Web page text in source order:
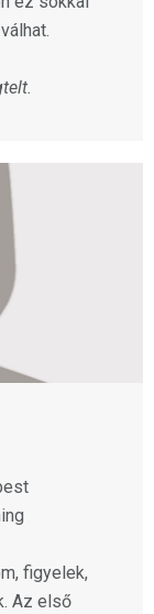
figyelek,
Az első